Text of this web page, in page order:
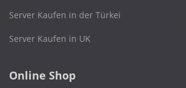
Server Kaufen in der Türkei
Server Kaufen in UK
Online Shop